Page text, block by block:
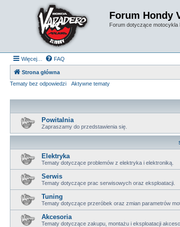
Forum Hondy
Forum dotyczące motocykla
Więcej… FAQ
Strona główna
Tematy bez odpowiedzi
Aktywne tematy
Powitalnia
Zapraszamy do przedstawienia się.
Elektryka
Tematy dotyczące problemów z elektryka i elektroniką.
Serwis
Tematy dotyczące prac serwisowych oraz eksploatacji.
Tuning
Tematy dotyczące przeróbek oraz zmian parametrów
Akcesoria
Tematy dotyczące zakupu, montażu i eksploatacji